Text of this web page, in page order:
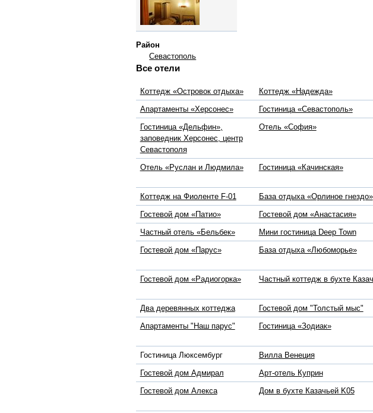
Район
Севастополь
Все отели
Коттедж «Островок отдыха» Коттедж «Надежда»
Апартаменты «Херсонес»
Гостиница «Севастополь»
Гостиница «Дельфин»,
заповедник Херсонес, центр
Севастополя
Отель «София»
Отель «Руслан и Людмила» Гостиница «Качинская»
Коттедж на Фиоленте F-01 База отдыха «Орлиное гнездо»
Гостевой дом «Патио»
Гостевой дом «Анастасия»
Частный отель «Бельбек»
Мини гостиница Deep Town
Гостевой дом «Парус»
База отдыха «Любоморье»
Гостевой дом «Радиогорка» Частный коттедж в бухте
Два деревянных коттеджа Гостевой дом "Толстый мыс"
Апартаменты "Наш парус"
Гостиница «Зодиак»
Гостиница Люксембург
Вилла Венеция
Гостевой дом Адмирал
Арт-отель Куприн
Гостевой дом Алекса
Дом в бухте Казачьей K05